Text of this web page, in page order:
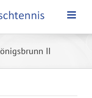
II